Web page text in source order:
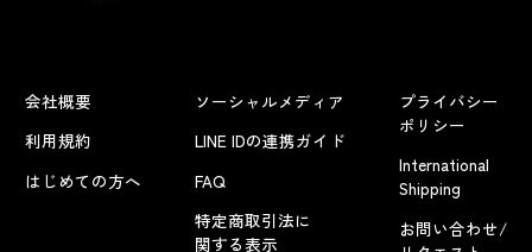
会社概要
利用規約
はじめての方へ
ソーシャルメディア
LINE IDの連携ガイド
FAQ
特定商取引法に
関する表示
プライバシー
ポリシー
International
Shipping
お問い合わせ/